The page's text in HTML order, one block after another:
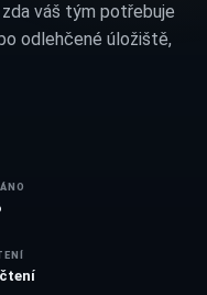
váš tým potřebuje
odlehčené úložiště,